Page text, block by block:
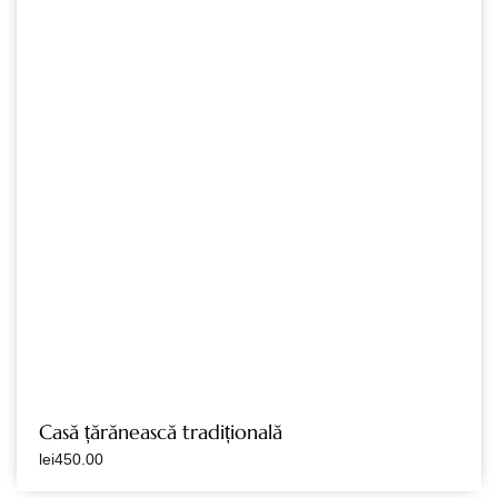
Casă țărănească tradițională
lei450.00